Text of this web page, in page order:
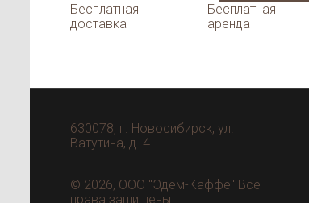
Бесплатная
доставка
Бесплатная
аренда
630078, г. Новосибирск, ул.
Ватутина, д. 4
© 2026, ООО "Эдем-Каффе" Все
права защищены